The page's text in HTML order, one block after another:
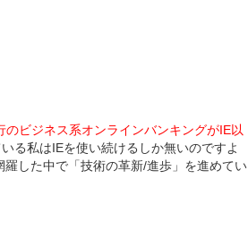
のビジネス系オンラインバンキングがIE以
る私はIEを使い続けるしか無いのですよ
した中で「技術の革新/進歩」を進めてい